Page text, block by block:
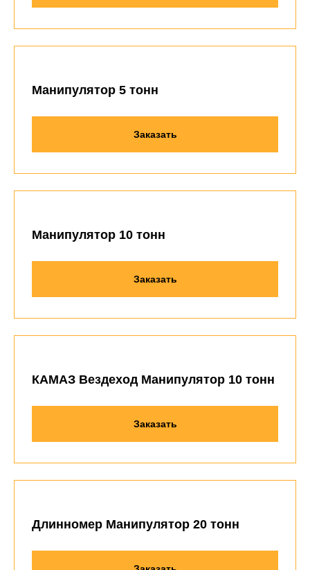
Манипулятор 5 тонн
Заказать
Манипулятор 10 тонн
Заказать
КАМАЗ Вездеход Манипулятор 10 тонн
Заказать
Длинномер Манипулятор 20 тонн